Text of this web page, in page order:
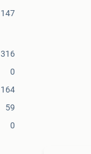
147
316
0
164
59
0